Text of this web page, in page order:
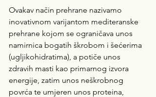
Ovakav način prehrane nazivamo
inovativnom varijantom mediteranske
prehrane kojom se ograničava unos
namirnica bogatih škrobom i šećerima
(ugljikohidratima), a potiče unos
zdravih masti kao primarnog izvora
energije, zatim unos neškrobnog
povrća te umjeren unos proteina,